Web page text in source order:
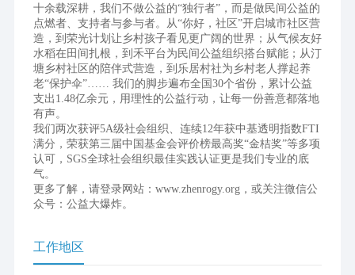
十余载深耕，我们不做公益的“独行者”，而是做民间公益的
点燃者、支持者与参与者。从“你好，社区”开启城市社区营
造，到荣光计划让乡村孩子看见更广阔的世界；从气候友好
水稻在田间扎根，到禾平台为民间公益组织搭台赋能；从汀
塘乡村社区的陪伴式营造，到乐居村社为乡村老人撑起养
老“保护伞”…… 我们的脚步遍布全国30个省份，累计公益
支出1.48亿余元，用理性的公益行动，让每一份善意都落地
有声。
我们两次获评5A级社会组织、连续12年获中基透明指数FTI
满分，荣获第三届中国基金会评价榜最高奖“金桔奖”等多项
认可，SGS全球社会组织最佳实践认证更是我们专业的底
气。
更多了解，请登录网站：www.zhenrogy.org，或关注微信公
众号：公益大爆炸。
工作地区